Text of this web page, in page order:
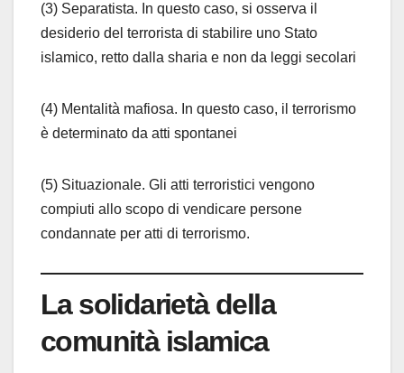
(3) Separatista. In questo caso, si osserva il
desiderio del terrorista di stabilire uno Stato
islamico, retto dalla sharia e non da leggi secolari
(4) Mentalità mafiosa. In questo caso, il terrorismo
è determinato da atti spontanei
(5) Situazionale. Gli atti terroristici vengono
compiuti allo scopo di vendicare persone
condannate per atti di terrorismo.
La solidarietà della
comunità islamica